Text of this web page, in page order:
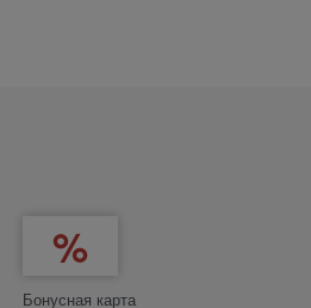
Бонусная карта